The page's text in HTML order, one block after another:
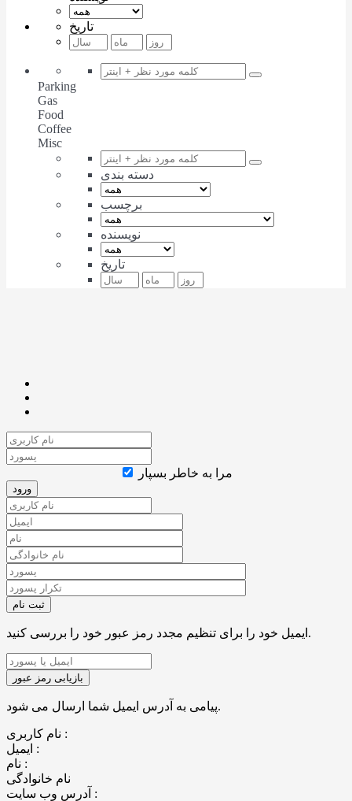
تاریخ
Parking
Gas
Food
Coffee
Misc
دسته بندی
برچسب
نویسنده
تاریخ
مرا به خاطر بسپار
ایمیل خود را برای تنظیم مجدد رمز عبور خود را بررسی کنید.
پیامی به آدرس ایمیل شما ارسال می شود.
نام کاربری :
ایمیل :
نام :
نام خانوادگی
آدرس وب سایت :